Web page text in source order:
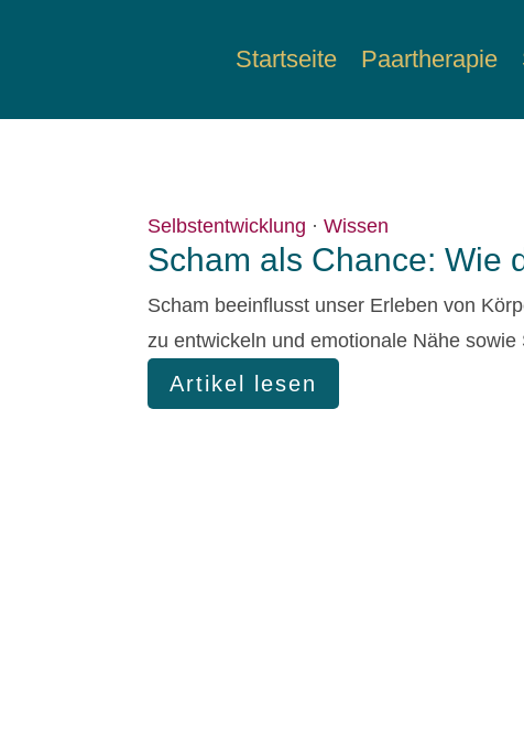
Startseite Paartherapie
Selbstentwicklung ·Wissen
Scham als Chance: Wie
Scham beeinflusst unser Erleben von
zu entwickeln und emotionale Nähe
Artikel lesen